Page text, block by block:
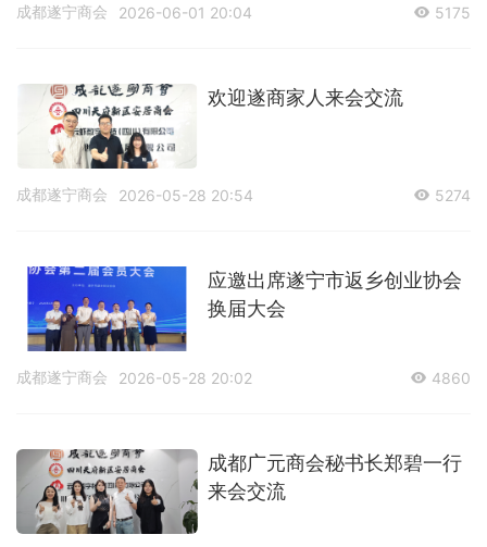
成都遂宁商会 2026-06-01 20:04 5175
欢迎遂商家人来会交流
成都遂宁商会 2026-05-28 20:54 5274
应邀出席遂宁市返乡创业协会
换届大会
成都遂宁商会 2026-05-28 20:02 4860
成都广元商会秘书长郑碧一行
来会交流